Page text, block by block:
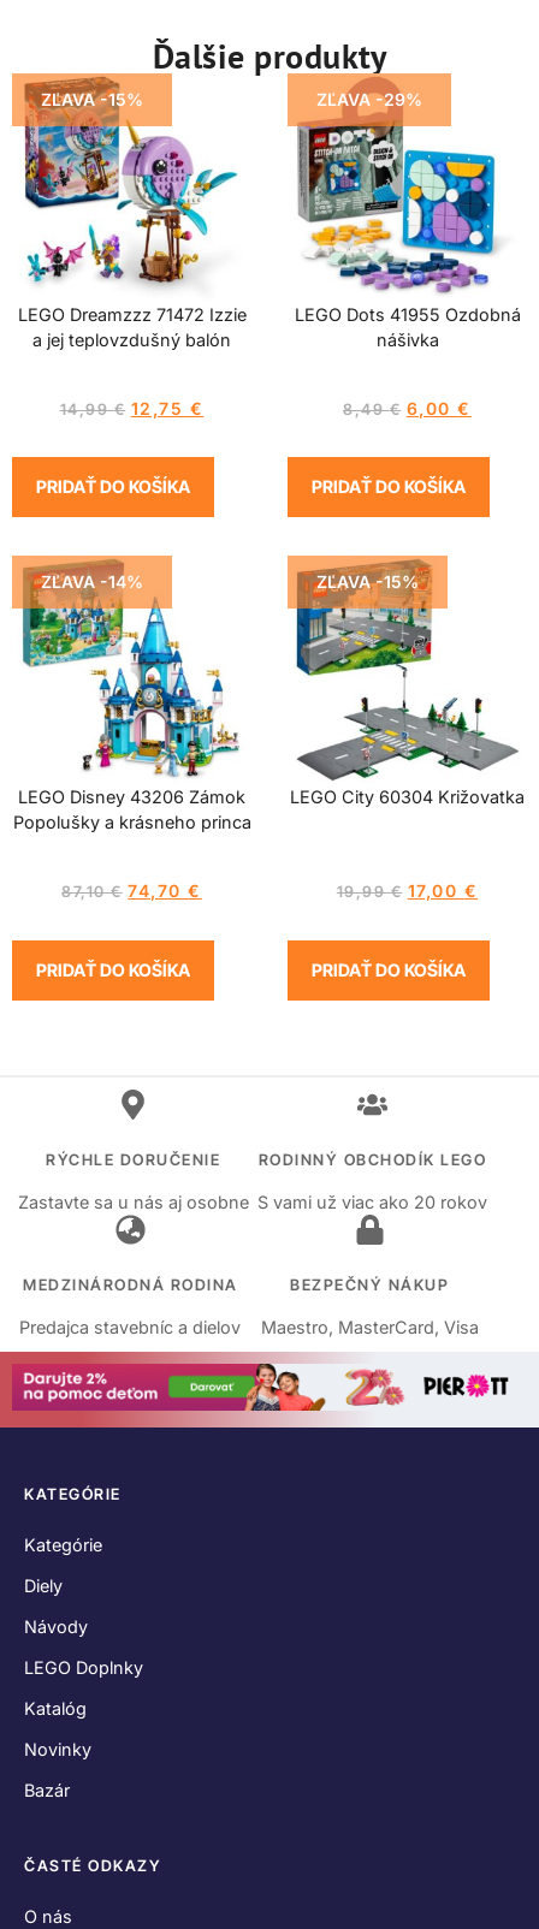
Ďalšie produkty
ZĽAVA -15%
LEGO Dreamzzz 71472 Izzie
a jej teplovzdušný balón
14,99€ 12,75 €
PRIDAŤ DO KOŠÍKA
ZĽAVA -29%
LEGO Dots 41955 Ozdobná
nášivka
8,49€ 6,00€
PRIDAŤ DO KOŠÍKA
ZĽAVA -14%
LEGO Disney 43206 Zámok
Popolušky a krásneho princa
87,10€ 74,70€
PRIDAŤ DO KOŠÍKA
ZĽAVA -15%
LEGO City 60304 Križovatka
19,99€ 17,00 €
PRIDAŤ DO KOŠÍKA
RÝCHLE DORUČENIE
Zastavte sa u nás aj osobne
RODINNÝ OBCHODÍK LEGO
S vami už viac ako 20 rokov
MEDZINÁRODNÁ RODINA
Predajca stavebníc a dielov
BEZPEČNÝ NÁKUP
Maestro, MasterCard, Visa
KATEGÓRIE
Kategórie
Diely
Návody
LEGO Doplnky
Katalóg
Novinky
Bazár
ČASTÉ ODKAZY
O nás